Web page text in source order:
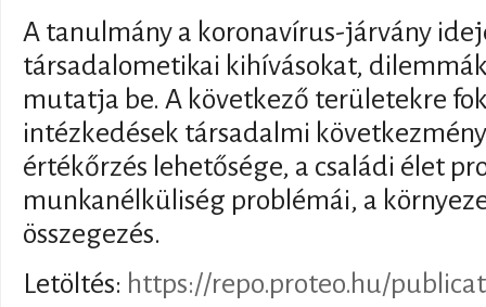
A tanulmány a koronavírus-járvány
társadalometikai kihívásokat,
mutatja be. A következő területekre
intézkedések társadalmi
értékőrzés lehetősége, a családi élet
munkanélküliség problémái, a
összegezés.
Letöltés: https://repo.proteo.hu/